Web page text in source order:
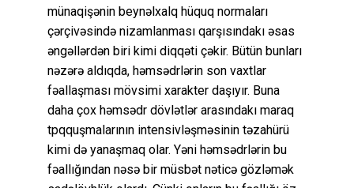
münaqişənin beynəlxalq hüquq normaları
çərçivəsində nizamlanması qarşısındakı əsas
əngəllərdən biri kimi diqqəti çəkir. Bütün bunları
nəzərə aldıqda, həmsədrlərin son vaxtlar
fəallaşması mövsimi xarakter daşıyır. Buna
daha çox həmsədr dövlətlər arasındakı maraq
tpqquşmalarının intensivləşməsinin təzahürü
kimi də yanaşmaq olar. Yəni həmsədrlərin bu
fəallığından nəsə bir müsbət nəticə gözləmək